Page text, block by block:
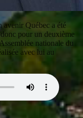
avenir Québec a été
pour un deuxième
nationale du
avec lui au